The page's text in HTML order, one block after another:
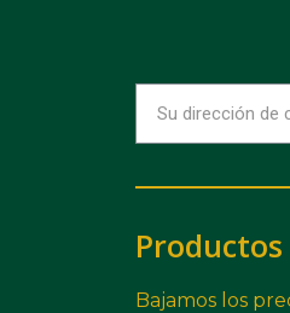
Productos
Bajamos los